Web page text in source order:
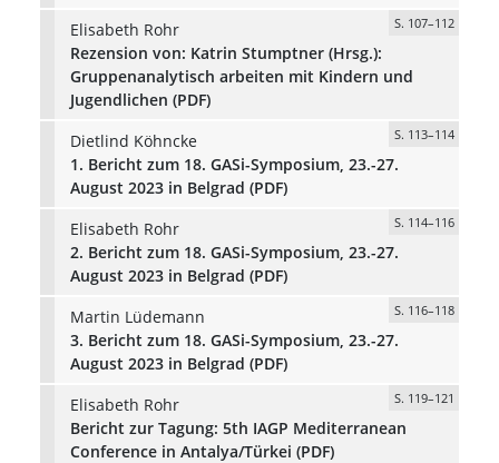
Elisabeth Rohr
S. 107–112
Rezension von: Katrin Stumptner (Hrsg.):
Gruppenanalytisch arbeiten mit Kindern und
Jugendlichen (PDF)
Dietlind Köhncke
S. 113–114
1. Bericht zum 18. GASi-Symposium, 23.-27.
August 2023 in Belgrad (PDF)
Elisabeth Rohr
S. 114–116
2. Bericht zum 18. GASi-Symposium, 23.-27.
August 2023 in Belgrad (PDF)
Martin Lüdemann
S. 116–118
3. Bericht zum 18. GASi-Symposium, 23.-27.
August 2023 in Belgrad (PDF)
Elisabeth Rohr
S. 119–121
Bericht zur Tagung: 5th IAGP Mediterranean
Conference in Antalya/Türkei (PDF)